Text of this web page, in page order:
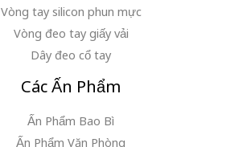
Vòng tay silicon phun mực
Vòng đeo tay giấy vải
Dây đeo cổ tay
Các Ấn Phẩm
Ấn Phẩm Bao Bì
Ấn Phẩm Văn Phòng